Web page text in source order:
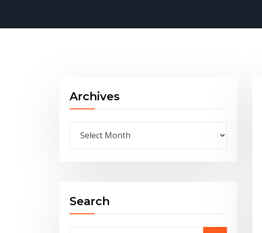
Archives
Search